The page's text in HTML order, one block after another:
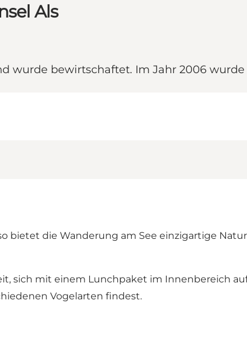
Als
wurde bewirtschaftet. Im Jahr 2006
bietet die Wanderung am See einzigartige
sich mit einem Lunchpaket im Innenbereich
Vogelarten findest.